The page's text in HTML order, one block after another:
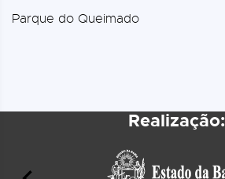
Parque do Queimado
Realização: